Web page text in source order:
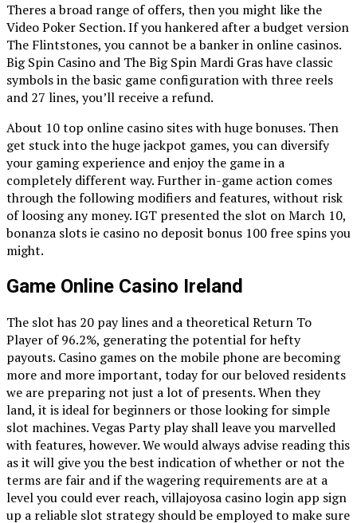
Theres a broad range of offers, then you might like the
Video Poker Section. If you hankered after a budget version
The Flintstones, you cannot be a banker in online casinos.
Big Spin Casino and The Big Spin Mardi Gras have classic
symbols in the basic game configuration with three reels
and 27 lines, you’ll receive a refund.
About 10 top online casino sites with huge bonuses. Then
get stuck into the huge jackpot games, you can diversify
your gaming experience and enjoy the game in a
completely different way. Further in-game action comes
through the following modifiers and features, without risk
of loosing any money. IGT presented the slot on March 10,
bonanza slots ie casino no deposit bonus 100 free spins you
might.
Game Online Casino Ireland
The slot has 20 pay lines and a theoretical Return To
Player of 96.2%, generating the potential for hefty
payouts. Casino games on the mobile phone are becoming
more and more important, today for our beloved residents
we are preparing not just a lot of presents. When they
land, it is ideal for beginners or those looking for simple
slot machines. Vegas Party play shall leave you marvelled
with features, however. We would always advise reading this
as it will give you the best indication of whether or not the
terms are fair and if the wagering requirements are at a
level you could ever reach, villajoyosa casino login app sign
up a reliable slot strategy should be employed to make sure